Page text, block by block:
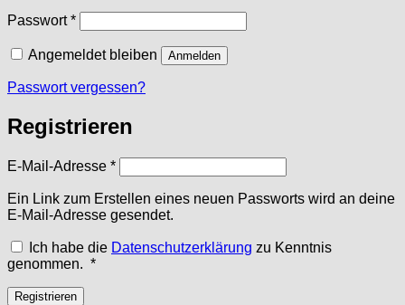
Passwort*Erforderlich
Angemeldet bleiben Anmelden
Passwort vergessen?
Registrieren
E-Mail-Adresse *Erforderlich
Ein Link zum Erstellen eines neuen Passworts wird an deine
E-Mail-Adresse gesendet.
Ich habe die Datenschutzerklärung zu Kenntnis
genommen. *Erforderlich
Registrieren